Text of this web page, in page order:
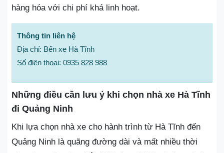
hàng hóa với chi phí khá linh hoạt.
Thông tin liên hệ
Địa chỉ: Bến xe Hà Tĩnh
Số điện thoại: 0935 828 988
Những điều cần lưu ý khi chọn nhà xe Hà Tĩnh
đi Quảng Ninh
Khi lựa chọn nhà xe cho hành trình từ Hà Tĩnh đến
Quảng Ninh là quãng đường dài và mất nhiều thời